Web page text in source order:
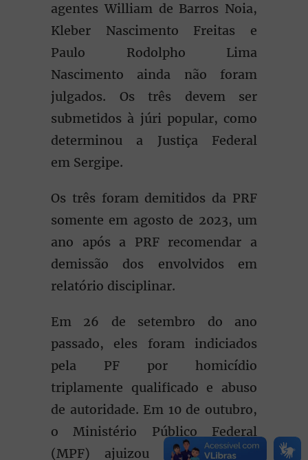
agentes William de Barros Noia,
Kleber Nascimento Freitas e
Paulo Rodolpho Lima
Nascimento ainda não foram
julgados. Os três devem ser
submetidos à júri popular, como
determinou a Justiça Federal
em Sergipe.
Os três foram demitidos da PRF
somente em agosto de 2023, um
ano após a PRF recomendar a
demissão dos envolvidos em
relatório disciplinar.
Em 26 de setembro do ano
passado, eles foram indiciados
pela PF por homicídio
triplamente qualificado e abuso
de autoridade. Em 10 de outubro,
o Ministério Público Federal
(MPF) ajuizou ação criminal